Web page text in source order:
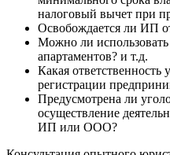
налоговый вычет при
Освобождается ли ИП
Можно ли
апартаментов? и т.д.
Какая ответственность
регистрации
Предусмотрена ли
осуществление
ИП или ООО?